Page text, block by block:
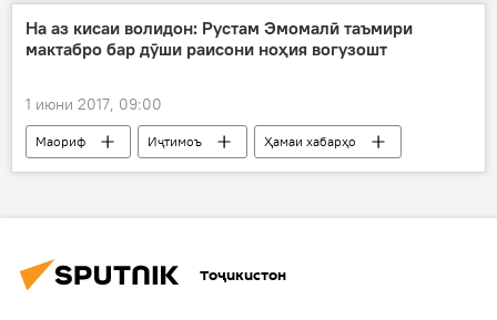
вазорати мудофиа
партови мушакҳо
На аз кисаи волидон: Рустам Эмомалӣ таъмири
мактабро бар дӯши раисони ноҳия вогузошт
1 июни 2017, 09:00
Маориф Иҷтимоъ
Ҳамаи хабарҳо
Душанбе
Рустам Эмомалӣ
Тоҷикистон